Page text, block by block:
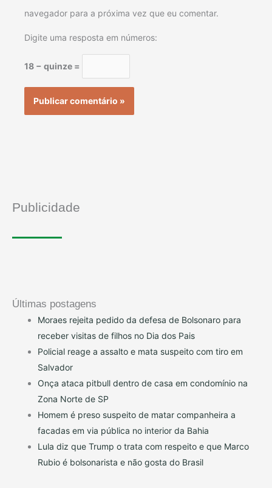
navegador para a próxima vez que eu comentar.
Digite uma resposta em números:
18 − quinze =
Publicidade
Últimas postagens
Moraes rejeita pedido da defesa de Bolsonaro para
receber visitas de filhos no Dia dos Pais
Policial reage a assalto e mata suspeito com tiro em
Salvador
Onça ataca pitbull dentro de casa em condomínio na
Zona Norte de SP
Homem é preso suspeito de matar companheira a
facadas em via pública no interior da Bahia
Lula diz que Trump o trata com respeito e que Marco
Rubio é bolsonarista e não gosta do Brasil